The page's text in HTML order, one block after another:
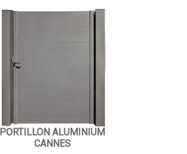
PORTILLON ALUMINIUM
CANNES